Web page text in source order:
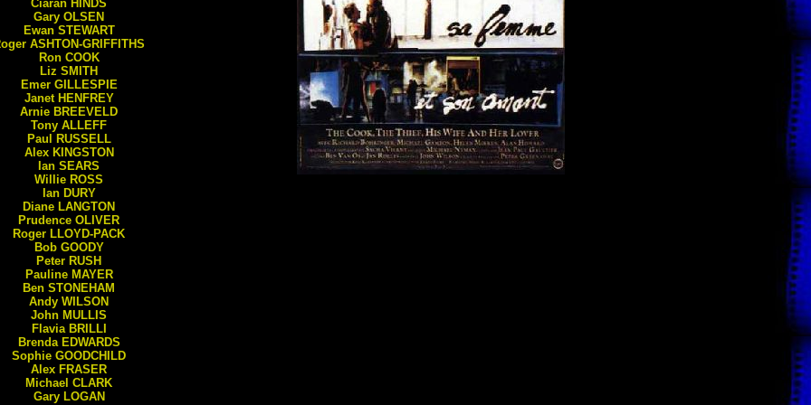
Ciarán HINDS
Gary OLSEN
Ewan STEWART
ASHTON-GRIFFITHS
Ron COOK
Liz SMITH
Emer GILLESPIE
Janet HENFREY
Arnie BREEVELD
Tony ALLEFF
Paul
RUSSELL
Alex KINGSTON
Ian SEARS
Willie ROSS
Ian DURY
Diane LANGTON
Prudence OLIVER
Roger LLOYD-PACK
Bob GOODY
Peter RUSH
Pauline MAYER
Ben STONEHAM
Andy WILSON
John MULLIS
Flavia BRILLI
Brenda EDWARDS
Sophie GOODCHILD
Alex FRASER
Michael CLARK
Gary LOGAN